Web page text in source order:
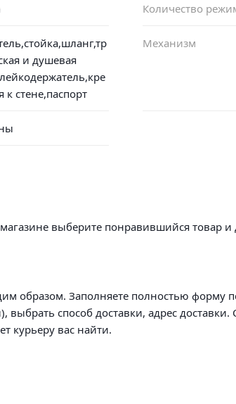
Количество
и душевая
к стене,паспорт
Механизм
выберите понравившийся товар и
образом. Заполняете полностью форму
способ доставки, адрес
курьеру вас найти.